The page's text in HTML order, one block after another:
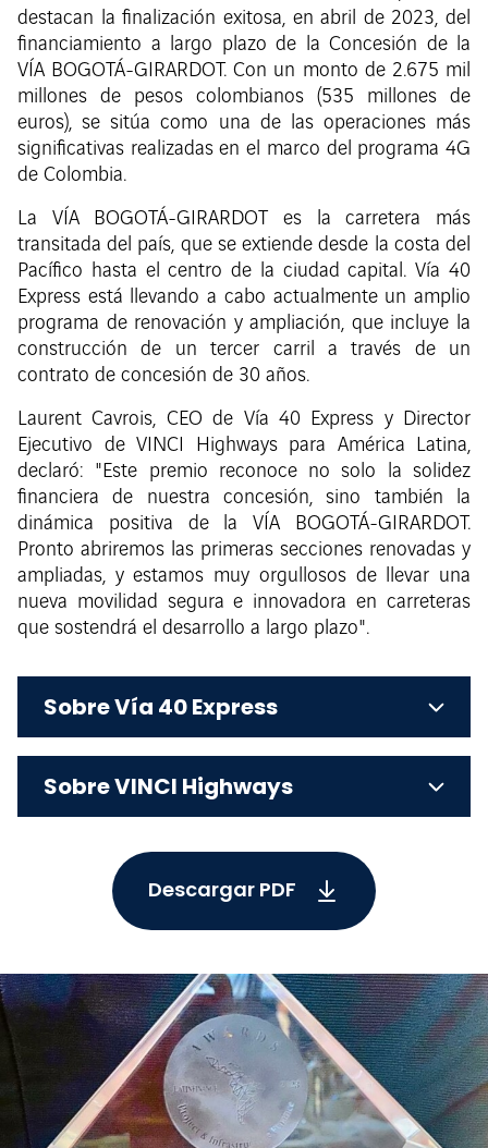
destacan la finalización exitosa, en abril de 2023, del
financiamiento a largo plazo de la Concesión de la
VÍA BOGOTÁ-GIRARDOT. Con un monto de 2.675 mil
millones de pesos colombianos (535 millones de
euros), se sitúa como una de las operaciones más
significativas realizadas en el marco del programa 4G
de Colombia.
La VÍA BOGOTÁ-GIRARDOT es la carretera más
transitada del país, que se extiende desde la costa del
Pacífico hasta el centro de la ciudad capital. Vía 40
Express está llevando a cabo actualmente un amplio
programa de renovación y ampliación, que incluye la
construcción de un tercer carril a través de un
contrato de concesión de 30 años.
Laurent Cavrois, CEO de Vía 40 Express y Director
Ejecutivo de VINCI Highways para América Latina,
declaró: "Este premio reconoce no solo la solidez
financiera de nuestra concesión, sino también la
dinámica positiva de la VÍA BOGOTÁ-GIRARDOT.
Pronto abriremos las primeras secciones renovadas y
ampliadas, y estamos muy orgullosos de llevar una
nueva movilidad segura e innovadora en carreteras
que sostendrá el desarrollo a largo plazo".
Sobre Vía 40 Express
Sobre VINCI Highways
Descargar PDF